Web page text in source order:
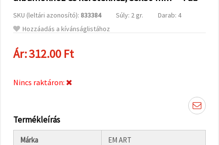
elfogadása"
kattintva
elfogadhatja
az összes
Beállításokban
az adott
gombra
SKU (leltári azonosító): 833384 Súly: 2 gr.
Darab: 4
Hozzáadás a kívánságlistához
Ár:312.00 Ft
Nincs raktáron:
Termékleírás
Márka EM ART